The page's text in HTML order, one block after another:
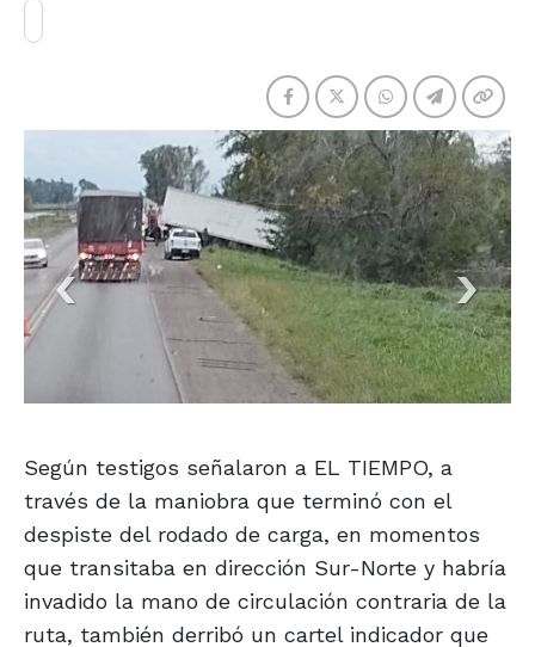
Según testigos señalaron a EL TIEMPO, a
través de la maniobra que terminó con el
despiste del rodado de carga, en momentos
que transitaba en dirección Sur-Norte y habría
invadido la mano de circulación contraria de la
ruta, también derribó un cartel indicador que